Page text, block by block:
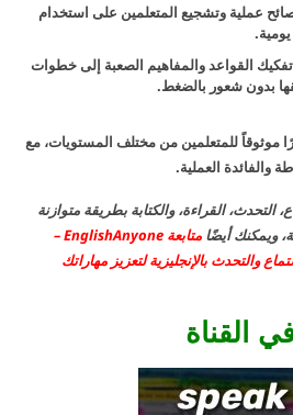
عملية وتشجيع المتعلمين على استخدام
القواعد والمفاهيم الصعبة إلى خطوات
بدون شعور بالضغط.
موثوقاً للمتعلمين من مختلف المستويات، مع
والفائدة العملية.
التحدث، القراءة، والكتابة بطريقة متوازنة
ويمكنك أيضًا
متابعة EnglishAnyone –
والتحدث بالإنجليزية لتعزيز مهاراتك
القناة